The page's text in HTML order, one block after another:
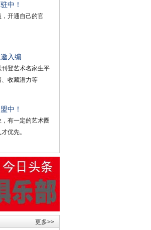
中！
开通自己的官
入编
刊登艺术名家生平
收藏潜力等
中！
有一定的艺术圈
优先。
更多>>